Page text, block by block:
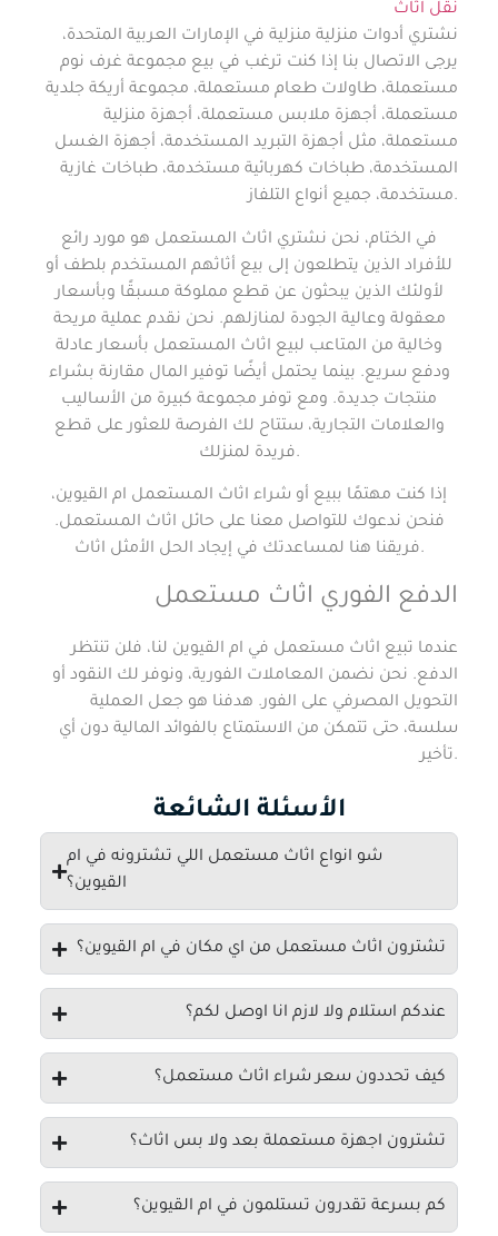
نقل اثاث
نشتري أدوات منزلية منزلية في الإمارات العربية المتحدة،
يرجى الاتصال بنا إذا كنت ترغب في بيع مجموعة غرف نوم
مستعملة، طاولات طعام مستعملة، مجموعة أريكة جلدية
مستعملة، أجهزة ملابس مستعملة، أجهزة منزلية
مستعملة، مثل أجهزة التبريد المستخدمة، أجهزة الغسل
المستخدمة، طباخات كهربائية مستخدمة، طباخات غازية
مستخدمة، جميع أنواع التلفاز.
في الختام، نحن نشتري اثاث المستعمل هو مورد رائع
للأفراد الذين يتطلعون إلى بيع أثاثهم المستخدم بلطف أو
لأولئك الذين يبحثون عن قطع مملوكة مسبقًا وبأسعار
معقولة وعالية الجودة لمنازلهم. نحن نقدم عملية مريحة
وخالية من المتاعب لبيع اثاث المستعمل بأسعار عادلة
ودفع سريع. بينما يحتمل أيضًا توفير المال مقارنة بشراء
منتجات جديدة. ومع توفر مجموعة كبيرة من الأساليب
والعلامات التجارية، ستتاح لك الفرصة للعثور على قطع
فريدة لمنزلك.
إذا كنت مهتمًا ببيع أو شراء اثاث المستعمل ام القيوين،
فنحن ندعوك للتواصل معنا على حائل اثاث المستعمل.
فريقنا هنا لمساعدتك في إيجاد الحل الأمثل اثاث.
الدفع الفوري اثاث مستعمل
عندما تبيع اثاث مستعمل في ام القيوين لنا، فلن تنتظر
الدفع. نحن نضمن المعاملات الفورية، ونوفر لك النقود أو
التحويل المصرفي على الفور. هدفنا هو جعل العملية
سلسة، حتى تتمكن من الاستمتاع بالفوائد المالية دون أي
تأخير.
الأسئلة الشائعة
شو انواع اثاث مستعمل اللي تشترونه في ام
القيوين؟
تشترون اثاث مستعمل من اي مكان في ام القيوين؟
عندكم استلام ولا لازم انا اوصل لكم؟
كيف تحددون سعر شراء اثاث مستعمل؟
تشترون اجهزة مستعملة بعد ولا بس اثاث؟
كم بسرعة تقدرون تستلمون في ام القيوين؟